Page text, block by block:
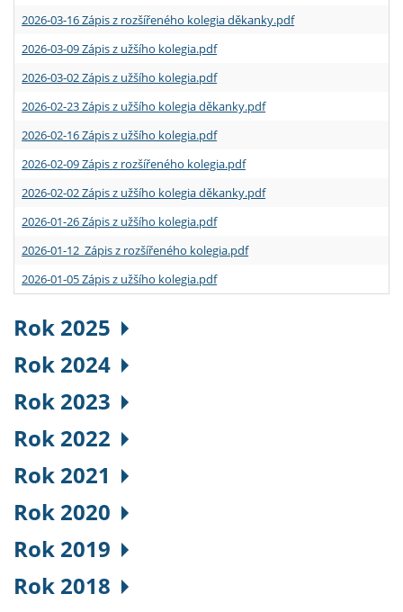
2026-03-16 Zápis z rozšířeného kolegia děkanky.pdf
2026-03-09 Zápis z užšího kolegia.pdf
2026-03-02 Zápis z užšího kolegia.pdf
2026-02-23 Zápis z užšího kolegia děkanky.pdf
2026-02-16 Zápis z užšího kolegia.pdf
2026-02-09 Zápis z rozšířeného kolegia.pdf
2026-02-02 Zápis z užšího kolegia děkanky.pdf
2026-01-26 Zápis z užšího kolegia.pdf
2026-01-12 Zápis z rozšířeného kolegia.pdf
2026-01-05 Zápis z užšího kolegia.pdf
Rok 2025
Rok 2024
Rok 2023
Rok 2022
Rok 2021
Rok 2020
Rok 2019
Rok 2018